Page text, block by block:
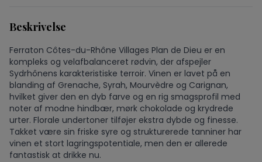
Beskrivelse
Ferraton Côtes-du-Rhône Villages Plan de Dieu er en
kompleks og velafbalanceret rødvin, der afspejler
Sydrhônens karakteristiske terroir. Vinen er lavet på en
blanding af Grenache, Syrah, Mourvèdre og Carignan,
hvilket giver den en dyb farve og en rig smagsprofil med
noter af modne hindbær, mørk chokolade og krydrede
urter. Florale undertoner tilføjer ekstra dybde og finesse.
Takket være sin friske syre og strukturerede tanniner har
vinen et stort lagringspotentiale, men den er allerede
fantastisk at drikke nu.